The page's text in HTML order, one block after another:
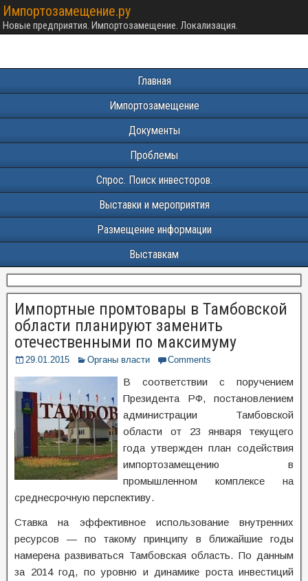
Импортозамещение.ру
Новые предприятия. Импортозамещение. Локализация.
Главная
Импортозамещение
Документы
Проблемы
Спрос. Поиск инвесторов.
Выставки и мероприятия
Размещение информации
Выставкам
Импортные промтовары в Тамбовской
области планируют заменить
отечественными по максимуму
29.01.2015 Органы власти Comments
В соответствии с поручением
Президента РФ, постановлением
администрации Тамбовской
области от 23 января текущего
года утвержден план содействия
импортозамещению в
промышленном комплексе на
среднесрочную перспективу.
Ставка на эффективное использование внутренних
ресурсов — по такому принципу в ближайшие годы
намерена развиваться Тамбовская область. По данным
за 2014 год, по уровню и динамике роста инвестиций